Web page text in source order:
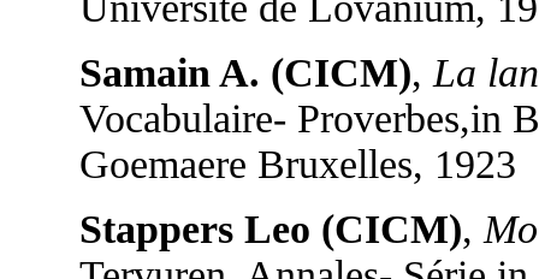
Samain A. (CICM),La
Vocabulaire- Proverbes,in
Goemaere Bruxelles, 1923
Stappers Leo (CICM),